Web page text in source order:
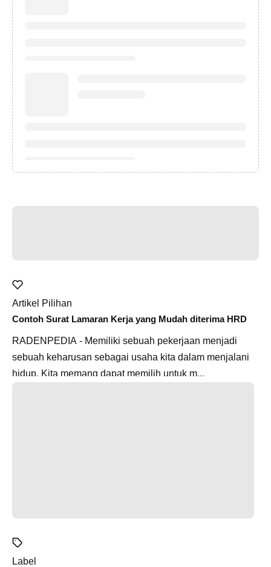
Artikel Pilihan
Contoh Surat Lamaran Kerja yang Mudah diterima HRD
RADENPEDIA - Memiliki sebuah pekerjaan menjadi
sebuah keharusan sebagai usaha kita dalam menjalani
hidup. Kita memang dapat memilih untuk m...
Label